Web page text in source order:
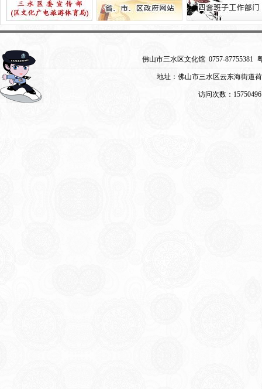
佛山市三水区文化馆 0757-87755381
地址：佛山市三水区云东海街道
访问次数：15750496